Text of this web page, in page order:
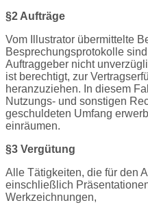
§2 Aufträge
Vom Illustrator übermittelte
Besprechungsprotokolle
Auftraggeber nicht
ist berechtigt, zur
heranzuziehen. In diesem
Nutzungs- und sonstigen
geschuldeten Umfang
einräumen.
§3 Vergütung
Alle Tätigkeiten, die für den
einschließlich
Werkzeichnungen,